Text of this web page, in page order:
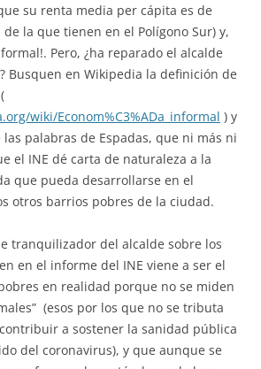
su renta media per cápita es de
de la que tienen en el Polígono Sur) y,
Pero, ¿ha reparado el alcalde
Busquen en Wikipedia la definición de
wiki/Econom%C3%ADa_informal ) y
palabras de Espadas, que ni más ni
el INE dé carta de naturaleza a la
que pueda desarrollarse en el
otros barrios pobres de la ciudad.
tranquilizador del alcalde sobre los
en el informe del INE viene a ser el
en realidad porque no se miden
(esos por los que no se tributa
a sostener la sanidad pública
del coronavirus), y que aunque se